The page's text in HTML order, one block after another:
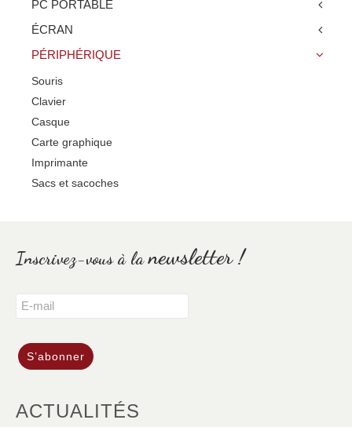
PC PORTABLE
ÉCRAN
PÉRIPHÉRIQUE
Souris
Clavier
Casque
Carte graphique
Imprimante
Sacs et sacoches
Inscrivez-vous à lanewsletter !
ACTUALITÉS